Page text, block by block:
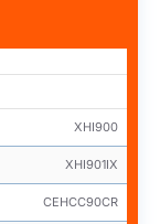
XHI900
XHI901IX
CEHCC90CR